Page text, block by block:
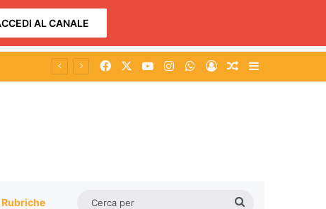
AL CANALE
Facebook You TubeInstagramWhatsApp
AccediUn articolo a
Rubriche